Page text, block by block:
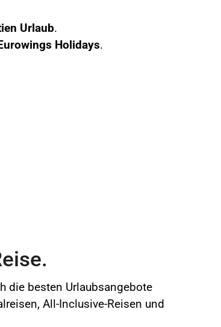
Urlaub.
Holidays.
die besten Urlaubsangebote
All-Inclusive-Reisen und